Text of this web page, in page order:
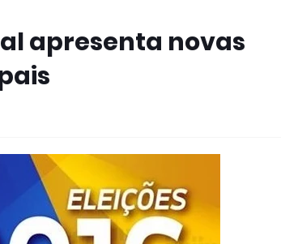
apresenta novas